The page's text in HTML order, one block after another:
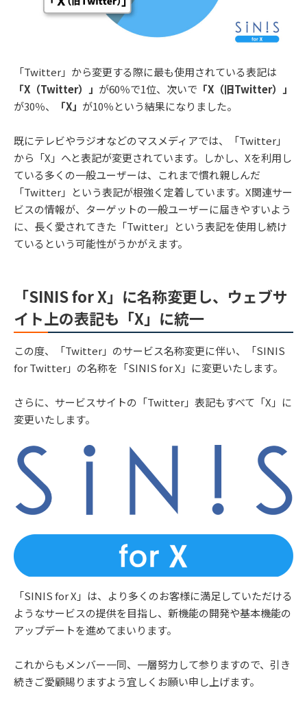
「Twitter」から変更する際に最も使用されている表記は
「X（Twitter）」 が60％で1位、次いで 「X（旧Twitter）」
が30％、
「X」 が10％という結果になりました。
既にテレビやラジオなどのマスメディアでは、「Twitter」
から「X」へと表記が変更されています。しかし、Xを利用し
ている多くの一般ユーザーは、これまで慣れ親しんだ
「Twitter」という表記が根強く定着しています。X関連サー
ビスの情報が、ターゲットの一般ユーザーに届きやすいよう
に、長く愛されてきた「Twitter」という表記を使用し続け
ているという可能性がうかがえます。
「SINIS for X」に名称変更し、ウェブサ
イト上の表記も「X」に統一
この度、「Twitter」のサービス名称変更に伴い、「SINIS
for Twitter」の名称を「SINIS for X」に変更いたします。
さらに、サービスサイトの「Twitter」表記もすべて「X」に
変更いたします。
「SINIS for X」は、より多くのお客様に満足していただける
ようなサービスの提供を目指し、新機能の開発や基本機能の
アップデートを進めてまいります。
これからもメンバー一同、一層努力して参りますので、引き
続きご愛顧賜りますよう宜しくお願い申し上げます。